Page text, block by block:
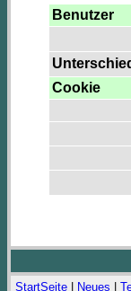
Benutzer
Cookie
StartSeite Neues